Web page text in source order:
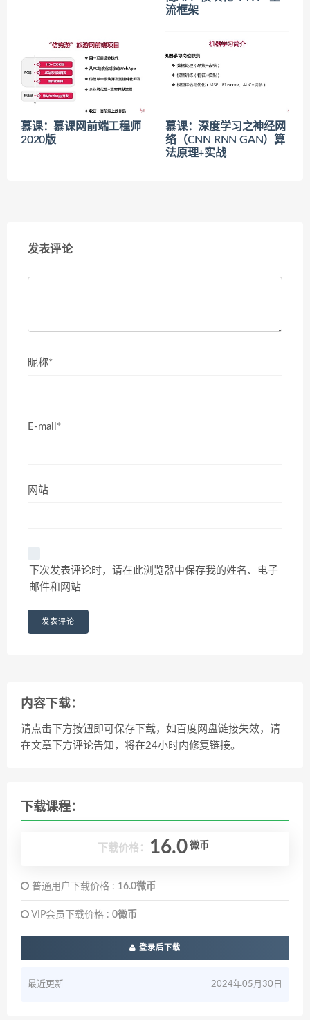
流框架
慕课：慕课网前端工程师
2020版
慕课：深度学习之神经网
络（CNN RNN GAN）算
法原理+实战
发表评论
昵称*
E-mail*
网站
下次发表评论时，请在此浏览器中保存我的姓名、电子
邮件和网站
内容下载：
请点击下方按钮即可保存下载，如百度网盘链接失效，请
在文章下方评论告知，将在24小时内修复链接。
下载课程：
下载价格： 16.0 微币
普通用户下载价格 : 16.0微币
VIP会员下载价格 : 0微币
登录后下载
最近更新 2024年05月30日